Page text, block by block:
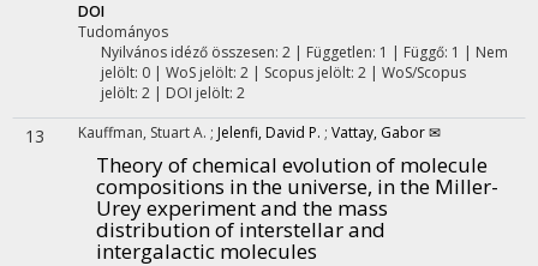
DOI
Tudományos
Nyilvános idéző összesen: 2| Független: 1 | Függő: 1 | Nem
jelölt: 0 | WoS jelölt: 2 | Scopus jelölt: 2 | WoS/Scopus
jelölt: 2 | DOI jelölt: 2
13 Kauffman, Stuart A. ; Jelenfi, David P. ; Vattay, Gabor ✉
Theory of chemical evolution of molecule
compositions in the universe, in the Miller-
Urey experiment and the mass
distribution of interstellar and
intergalactic molecules